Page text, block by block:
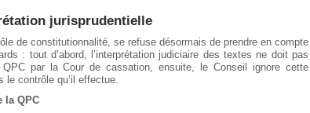
jurisprudentielle
de constitutionnalité, se refuse désormais de prendre en compte
: tout d’abord, l’interprétation judiciaire des textes ne doit pas
par la Cour de cassation, ensuite, le Conseil ignore cette
contrôle qu’il effectue.
la QPC